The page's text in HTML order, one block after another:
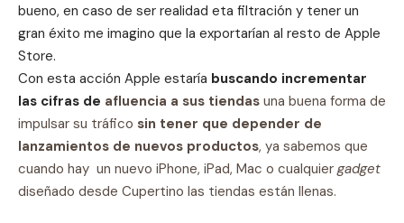
bueno, en caso de ser realidad eta filtración y tener un
gran éxito me imagino que la exportarían al resto de Apple
Store.
Con esta acción Apple estaría buscando incrementar
las cifras de afluencia a sus tiendas una buena forma de
impulsar su tráfico sin tener que depender de
lanzamientos de nuevos productos, ya sabemos que
cuando hay un nuevo iPhone, iPad, Mac o cualquier gadget
diseñado desde Cupertino las tiendas están llenas.